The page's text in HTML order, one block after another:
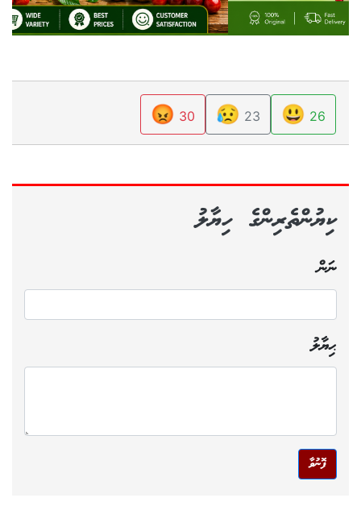
26
😃
23
😥
30
😡
ކިޔުންތެރިންގެ ހިޔާލު
ނަން
ޙިޔާލު
ފޮނުވާ